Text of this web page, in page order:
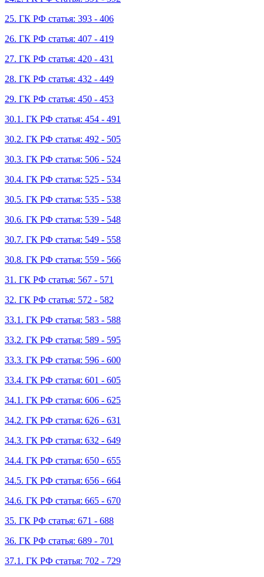
25. ГК РФ статья: 393 - 406
26. ГК РФ статья: 407 - 419
27. ГК РФ статья: 420 - 431
28. ГК РФ статья: 432 - 449
29. ГК РФ статья: 450 - 453
30.1. ГК РФ статья: 454 - 491
30.2. ГК РФ статья: 492 - 505
30.3. ГК РФ статья: 506 - 524
30.4. ГК РФ статья: 525 - 534
30.5. ГК РФ статья: 535 - 538
30.6. ГК РФ статья: 539 - 548
30.7. ГК РФ статья: 549 - 558
30.8. ГК РФ статья: 559 - 566
31. ГК РФ статья: 567 - 571
32. ГК РФ статья: 572 - 582
33.1. ГК РФ статья: 583 - 588
33.2. ГК РФ статья: 589 - 595
33.3. ГК РФ статья: 596 - 600
33.4. ГК РФ статья: 601 - 605
34.1. ГК РФ статья: 606 - 625
34.2. ГК РФ статья: 626 - 631
34.3. ГК РФ статья: 632 - 649
34.4. ГК РФ статья: 650 - 655
34.5. ГК РФ статья: 656 - 664
34.6. ГК РФ статья: 665 - 670
35. ГК РФ статья: 671 - 688
36. ГК РФ статья: 689 - 701
37.1. ГК РФ статья: 702 - 729